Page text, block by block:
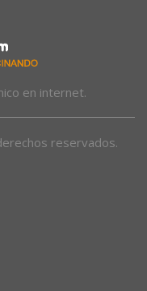
en internet.
reservados.